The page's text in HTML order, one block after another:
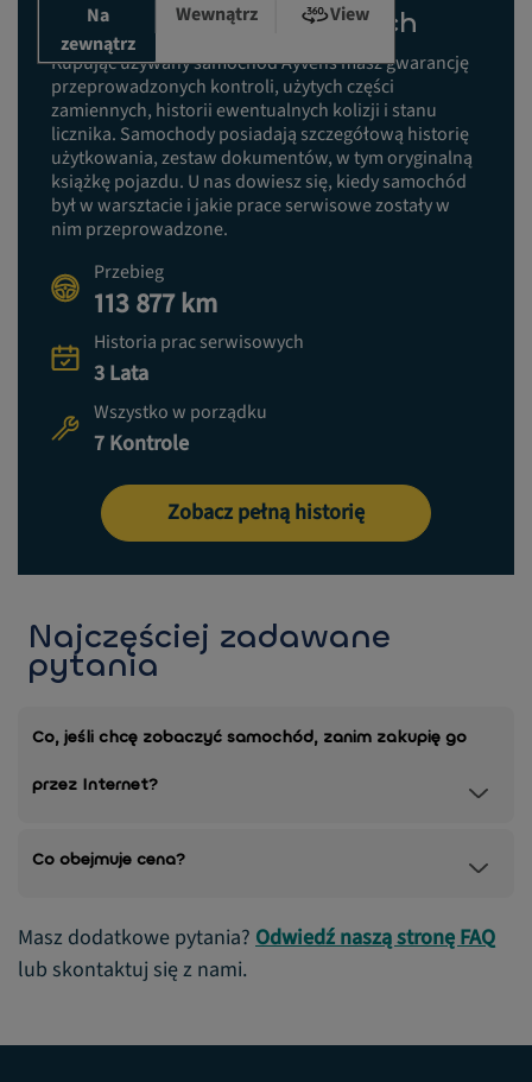
Na
zewnątrz
Wewnątrz View
Historia prac serwisowych
Kupując używany samochód Ayvens masz gwarancję
przeprowadzonych kontroli, użytych części
zamiennych, historii ewentualnych kolizji i stanu
licznika. Samochody posiadają szczegółową historię
użytkowania, zestaw dokumentów, w tym oryginalną
książkę pojazdu. U nas dowiesz się, kiedy samochód
był w warsztacie i jakie prace serwisowe zostały w
nim przeprowadzone.
Przebieg
113 877 km
Historia prac serwisowych
3 Lata
Wszystko w porządku
7 Kontrole
Zobacz pełną historię
Najczęściej zadawane
pytania
Co, jeśli chcę zobaczyć samochód, zanim zakupię go
przez Internet?
Co obejmuje cena?
Masz dodatkowe pytania? Odwiedź naszą stronę FAQ
lub skontaktuj się z nami.